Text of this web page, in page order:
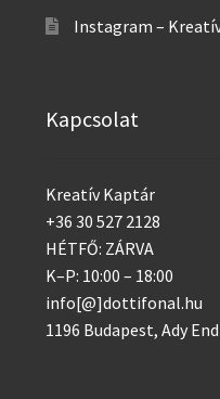
Instagram –
Kapcsolat
Kreatív Kaptár
+36 30 527 2128
HÉTFŐ: ZÁRVA
K–P: 10:00 – 18:00
info[@]dottifonal.hu
1196 Budapest, Ady